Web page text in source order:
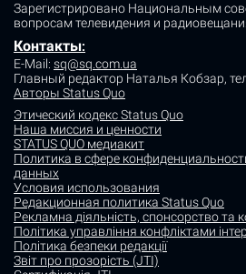
Зарегистрировано Национальным
вопросам телевидения и
Контакты:
E-Mail: sq@sq.com.ua
Главный редактор Наталья Кобзар,
Авторы Status Quo
Этический кодекс Status Quo
Наша миссия и ценности
STATUS QUO медиакит
Политика в сфере
данных
Условия использования
Редакционная политика Status Quo
Рекламна діяльність, спонсорство та
Політика управління конфліктами
Політика безпеки редакції
Звіт про прозорість (JTI)